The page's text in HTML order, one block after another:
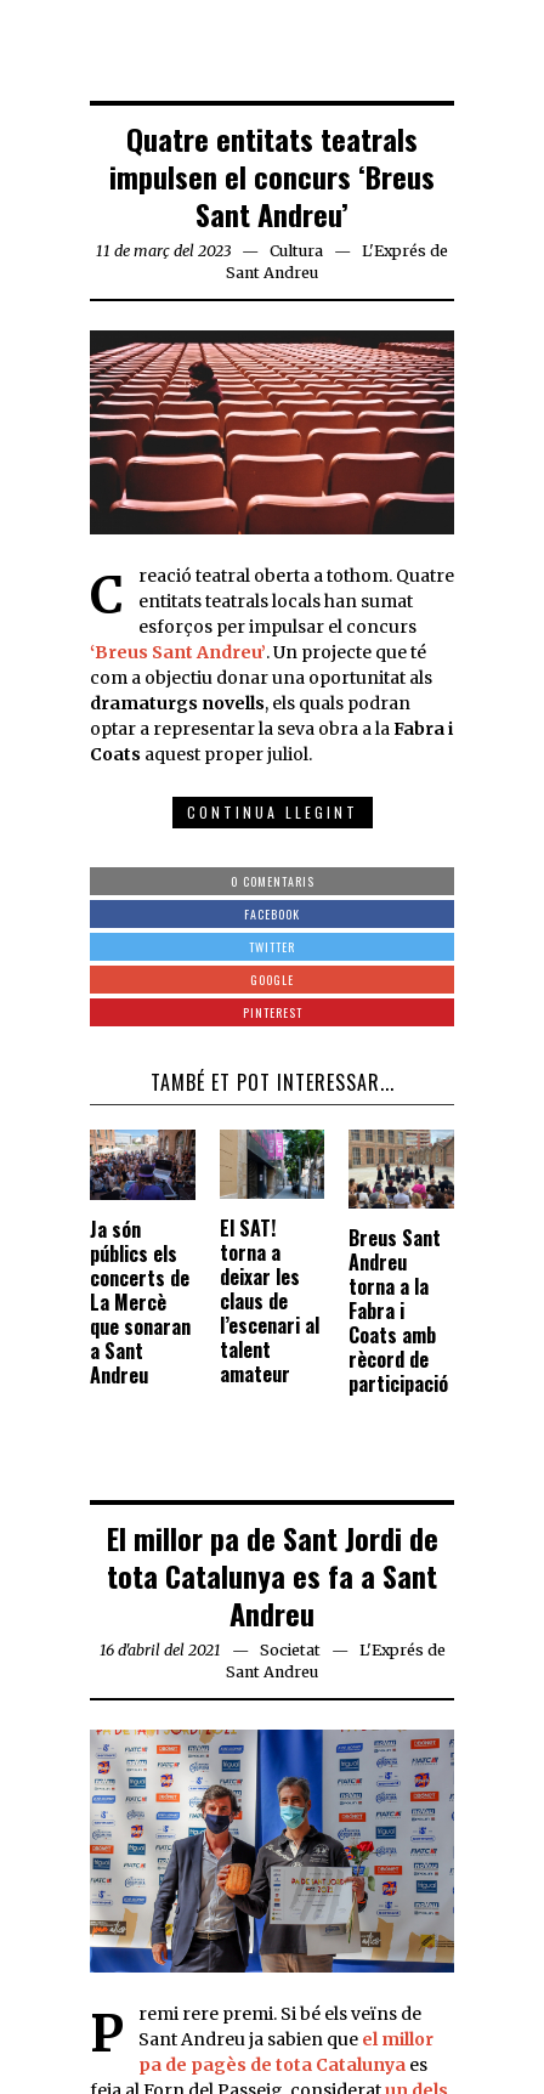
Quatre entitats teatrals
impulsen el concurs ‘Breus
Sant Andreu’
11 de març del 2023 Cultura
L'Exprés de
Sant Andreu
Creació teatral oberta a tothom. Quatre
entitats teatrals locals han sumat
esforços per impulsar el concurs
‘Breus Sant Andreu’. Un projecte que té
com a objectiu donar una oportunitat als
dramaturgs novells, els quals podran
optar a representar la seva obra a laFabra i
Coats aquest proper juliol.
CONTINUA LLEGINT
0 COMENTARIS
FACEBOOK
TWITTER
GOOGLE
PINTEREST
TAMBÉ ET POT INTERESSAR...
Ja són
públics els
concerts de
La Mercè
que sonaran
a Sant
Andreu
El SAT!
torna a
deixar les
claus de
l’escenari al
talent
amateur
Breus Sant
Andreu
torna a la
Fabra i
Coats amb
rècord de
participació
El millor pa de Sant Jordi de
tota Catalunya es fa a Sant
Andreu
16 d'abril del 2021 Societat
L'Exprés de
Sant Andreu
Premi rere premi. Si bé els veïns de Sant Andreu ja sabien que el millor
pa de pagès de tota Catalunya es